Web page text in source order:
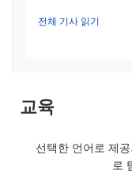
서 일반적입니다.
Russian
및 시장 인사이
Russian Blue
나요?
전체 기사 읽기
교육
선택한 언어로 제
로